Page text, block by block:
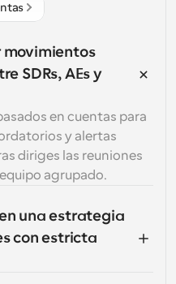
movimientos
SDRs, AEs y
en cuentas para
y alertas
diriges las reuniones
agrupado.
una estrategia
con estricta